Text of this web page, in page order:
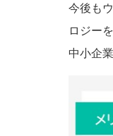
今後も
ロジー
中小企